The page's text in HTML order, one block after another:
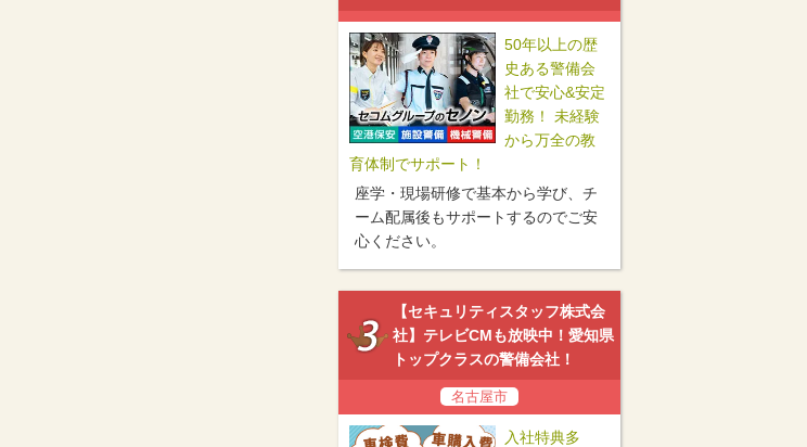
50年以上の歴
史ある警備会
社で安心&安定
勤務！ 未経験
から万全の教
育体制でサポート！
座学・現場研修で基本から学び、チ
ーム配属後もサポートするのでご安
心ください。
【セキュリティスタッフ株式会
社】テレビCMも放映中！愛知県
トップクラスの警備会社！
名古屋市
入社特典多